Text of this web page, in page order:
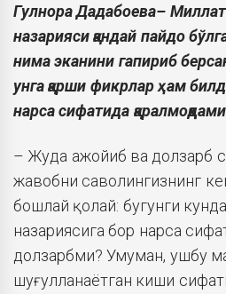
Гулнора Дадабоева–
назарияси қандай пайдо
нима эканини гапириб
унга қарши фикрлар ҳам
нарса сифатида
– Жуда ажойиб ва долзарб
жавобни саволингизнинг
бошлай қолай: бугунги
назариясига бор нарса
долзарбми? Умуман, ушбу
шуғулланаётган киши